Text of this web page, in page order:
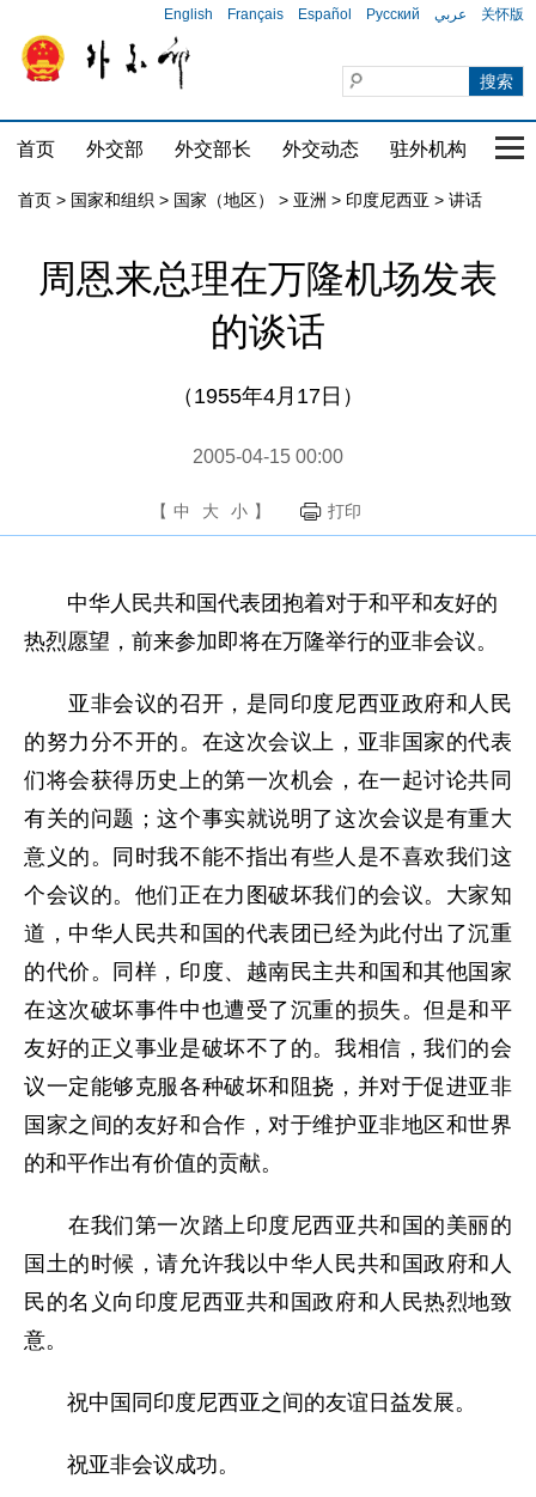
English Français Español Русский عربي 关怀版
首页 外交部 外交部长 外交动态 驻外机构 国
首页 > 国家和组织 > 国家（地区） > 亚洲 > 印度尼西亚 > 讲话
周恩来总理在万隆机场发表
的谈话
（1955年4月17日）
2005-04-15 00:00
【 中 大 小 】 打印
中华人民共和国代表团抱着对于和平和友好的
热烈愿望，前来参加即将在万隆举行的亚非会议。
亚非会议的召开，是同印度尼西亚政府和人民
的努力分不开的。在这次会议上，亚非国家的代表
们将会获得历史上的第一次机会，在一起讨论共同
有关的问题；这个事实就说明了这次会议是有重大
意义的。同时我不能不指出有些人是不喜欢我们这
个会议的。他们正在力图破坏我们的会议。大家知
道，中华人民共和国的代表团已经为此付出了沉重
的代价。同样，印度、越南民主共和国和其他国家
在这次破坏事件中也遭受了沉重的损失。但是和平
友好的正义事业是破坏不了的。我相信，我们的会
议一定能够克服各种破坏和阻挠，并对于促进亚非
国家之间的友好和合作，对于维护亚非地区和世界
的和平作出有价值的贡献。
在我们第一次踏上印度尼西亚共和国的美丽的
国土的时候，请允许我以中华人民共和国政府和人
民的名义向印度尼西亚共和国政府和人民热烈地致
意。
祝中国同印度尼西亚之间的友谊日益发展。
祝亚非会议成功。